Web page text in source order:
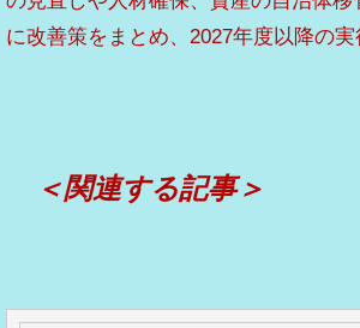
に改善策をまとめ、2027年度以降の実
＜関連する記事＞